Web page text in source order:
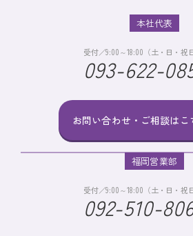
お問い合わせ・ご相談はこ
本社代表
受付／9:00～18:00（土・日・祝
093-622-
福岡営業部
受付／9:00～18:00（土・日・祝
092-510-